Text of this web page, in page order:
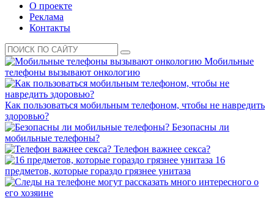
О проекте
Реклама
Контакты
Мобильные
телефоны вызывают онкологию
Как пользоваться мобильным телефоном, чтобы не навредить
здоровью?
Безопасны ли
мобильные телефоны?
Телефон важнее секса?
16
предметов, которые гораздо грязнее унитаза